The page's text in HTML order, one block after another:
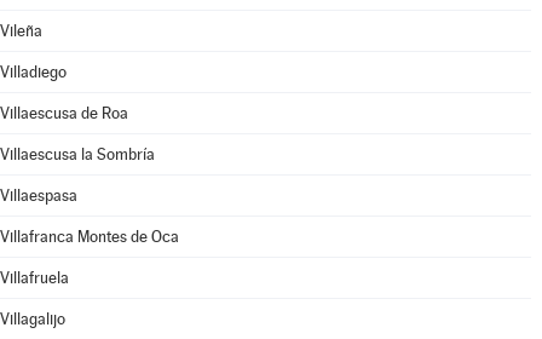
Vileña
Villadiego
Villaescusa de Roa
Villaescusa la Sombría
Villaespasa
Villafranca Montes de Oca
Villafruela
Villagalijo